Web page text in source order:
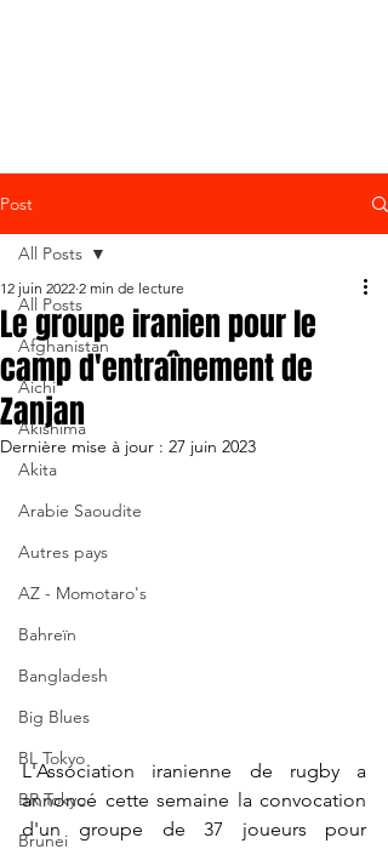
Post
All Posts
Afghanistan
Aichi
Akishima
Akita
Arabie Saoudite
Autres pays
AZ - Momotaro's
Bahreïn
Bangladesh
Big Blues
BL Tokyo
BR Tokyo
Brunei
All Posts
Le groupe iranien pour le
camp d'entraînement de
Zanjan
12 juin 2022 2 min de lecture
Dernière mise à jour : 27 juin 2023
L'Association iranienne de rugby a
annoncé cette semaine la convocation
d'un groupe de 37 joueurs pour